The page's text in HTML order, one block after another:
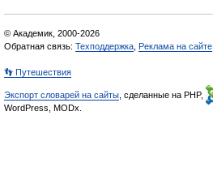
© Академик, 2000-2026
Обратная связь: Техподдержка Реклама на сайте
👣 Путешествия
Экспорт словарей на сайты , сделанные на PHP,
WordPress, MODx.